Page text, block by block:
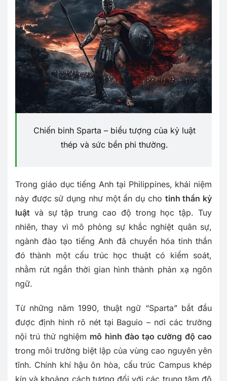
Chiến binh Sparta – biểu tượng của kỷ luật
thép và sức bền phi thường.
Trong giáo dục tiếng Anh tại Philippines, khái niệm
này được sử dụng như một ẩn dụ cho tinh thần kỷ
luật và sự tập trung cao độ trong học tập. Tuy
nhiên, thay vì mô phỏng sự khắc nghiệt quân sự,
ngành đào tạo tiếng Anh đã chuyển hóa tinh thần
đó thành một cấu trúc học thuật có kiểm soát,
nhằm rút ngắn thời gian hình thành phản xạ ngôn
ngữ.
Từ những năm 1990, thuật ngữ “Sparta” bắt đầu
được định hình rõ nét tại Baguio – nơi các trường
nội trú thử nghiệm mô hình đào tạo cường độ cao
trong môi trường biệt lập của vùng cao nguyên yên
tĩnh. Chính khí hậu ôn hòa, cấu trúc Campus khép